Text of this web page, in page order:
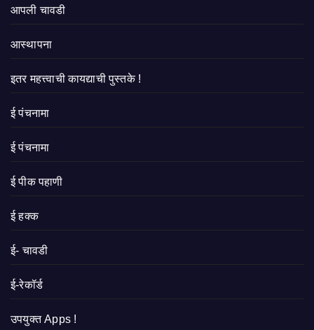
आपली चावडी
आस्थापना
इतर महत्त्वाची कायद्याची पुस्तके !
ई पंचनामा
ई पंचनामा
ई पीक पहाणी
ई हक्क
ई- चावडी
ई-रेकॉर्ड
उपयुक्त Apps !